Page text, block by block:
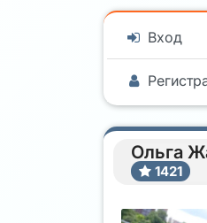
Вход
Ольга
1421